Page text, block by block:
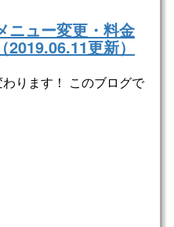
ニュー変更・料金
2019.06.11更新）
ります！ このブログで